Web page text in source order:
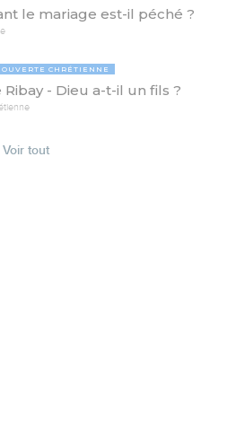
le mariage est-il péché ?
OUVERTE CHRÉTIENNE
Ribay - Dieu a-t-il un fils ?
Voir tout